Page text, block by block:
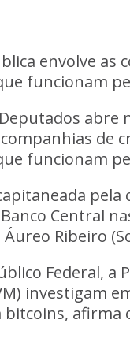
envolve as
funcionam
de
funcionam
Central
Ribeiro
Federal, a
investigam
bitcoins, afirma